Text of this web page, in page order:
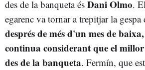
des de la banqueta és Dani Olmo.
egarenc va tornar a trepitjar la
després de més d'un mes de
continua considerant que el millor
des de la banqueta. Fermín, que